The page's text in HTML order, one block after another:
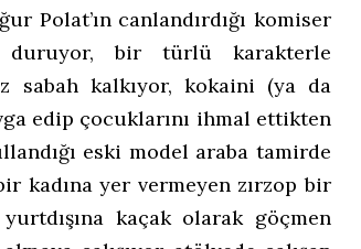
Polat’ın canlandırdığı komiser
duruyor, bir türlü karakterle
sabah kalkıyor, kokaini (ya da
edip çocuklarını ihmal ettikten
eski model araba tamirde
kadına yer vermeyen zırzop bir
kaçak olarak göçmen